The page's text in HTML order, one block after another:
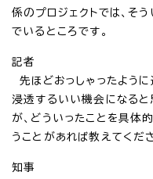
係のプロジェクトでは、そ
でいるところです。
記者
先ほどおっしゃったよう
浸透するいい機会になると
が、どういったことを具体
うことがあれば教えてくだ
知事